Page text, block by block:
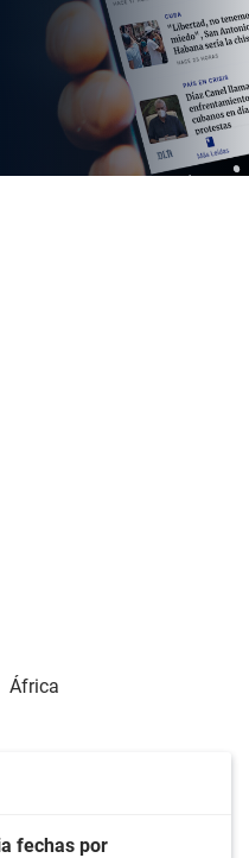
África
fechas por